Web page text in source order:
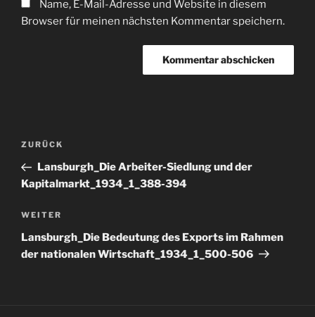
Name, E-Mail-Adresse und Website in diesem
Browser für meinen nächsten Kommentar speichern.
Beitragsnavigation
Vorheriger
Beitrag
ZURÜCK
Lansburgh_Die Arbeiter-Siedlung und der
Kapitalmarkt_1934_1_388-394
Nächster
Beitrag
WEITER
Lansburgh_Die Bedeutung des Exports im Rahmen
der nationalen Wirtschaft_1934_1_500-506